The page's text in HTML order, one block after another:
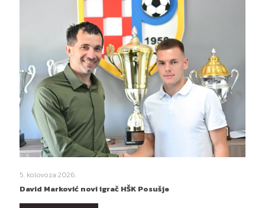
5. kolovoza 2026.
David Marković novi igrač HŠK Posušje